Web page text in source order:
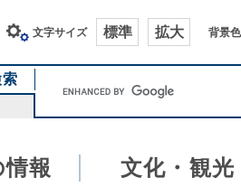
文字サイズ 標準 拡大 背景色
ワ
ド
報 文化・観光